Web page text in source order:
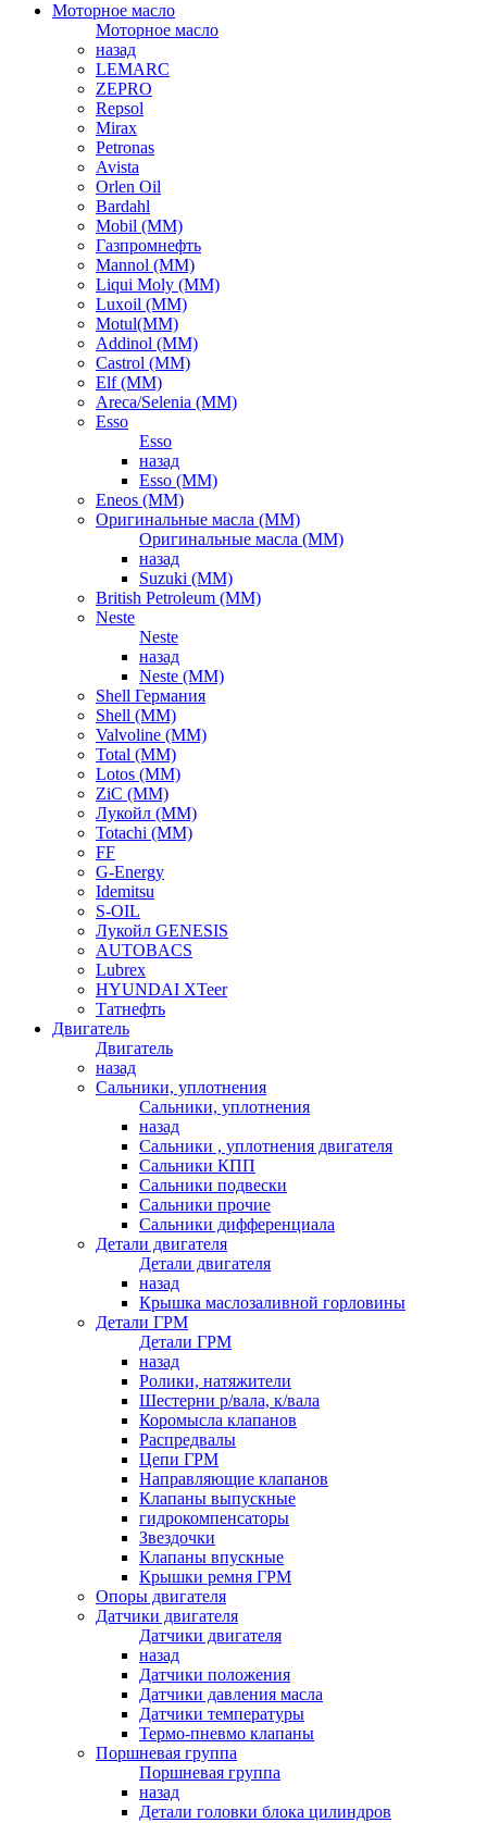
Моторное масло
Моторное масло
назад
LEMARC
ZEPRO
Repsol
Mirax
Petronas
Avista
Orlen Oil
Bardahl
Mobil (ММ)
Газпромнефть
Mannol (ММ)
Liqui Moly (ММ)
Luxoil (ММ)
Motul(ММ)
Addinol (ММ)
Castrol (ММ)
Elf (ММ)
Areca/Selenia (ММ)
Esso
Esso
назад
Esso (ММ)
Eneos (ММ)
Оригинальные масла (ММ)
Оригинальные масла (ММ)
назад
Suzuki (ММ)
British Petroleum (ММ)
Neste
Neste
назад
Neste (ММ)
Shell Германия
Shell (ММ)
Valvoline (ММ)
Total (ММ)
Lotos (ММ)
ZiC (ММ)
Лукойл (ММ)
Totachi (MM)
FF
G-Energy
Idemitsu
S-OIL
Лукойл GENESIS
AUTOBACS
Lubrex
HYUNDAI XTeer
Татнефть
Двигатель
Двигатель
назад
Сальники, уплотнения
Сальники, уплотнения
назад
Сальники , уплотнения двигателя
Сальники КПП
Сальники подвески
Сальники прочие
Сальники дифференциала
Детали двигателя
Детали двигателя
назад
Крышка маслозаливной горловины
Детали ГРМ
Детали ГРМ
назад
Ролики, натяжители
Шестерни р/вала, к/вала
Коромысла клапанов
Распредвалы
Цепи ГРМ
Направляющие клапанов
Клапаны выпускные
гидрокомпенсаторы
Звездочки
Клапаны впускные
Крышки ремня ГРМ
Опоры двигателя
Датчики двигателя
Датчики двигателя
назад
Датчики положения
Датчики давления масла
Датчики температуры
Термо-пневмо клапаны
Поршневая группа
Поршневая группа
назад
Детали головки блока цилиндров